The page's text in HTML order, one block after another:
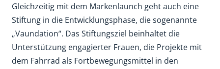
Gleichzeitig mit dem Markenlaunch geht auch eine
Stiftung in die Entwicklungsphase, die sogenannte
„Vaundation“. Das Stiftungsziel beinhaltet die
Unterstützung engagierter Frauen, die Projekte mit
dem Fahrrad als Fortbewegungsmittel in den